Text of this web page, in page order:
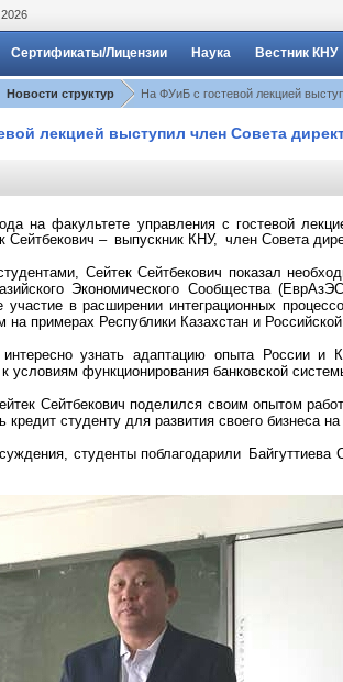
2026
Сертификаты/Лицензии Наука Вестник КНУ
Новости структур На ФУиБ с гостевой лекцией
лекцией выступил член Совета
на факультете управления с гостевой
Сейтбекович –_ выпускник КНУ, член Совета
Сейтек Сейтбекович показал
Экономического Сообщества
участие в расширении интеграционных
на примерах Республики Казахстан и
узнать адаптацию опыта России и
условиям функционирования банковской
Сейтбекович поделился своим опытом
кредит студенту для развития своего бизнеса
студенты поблагодарили